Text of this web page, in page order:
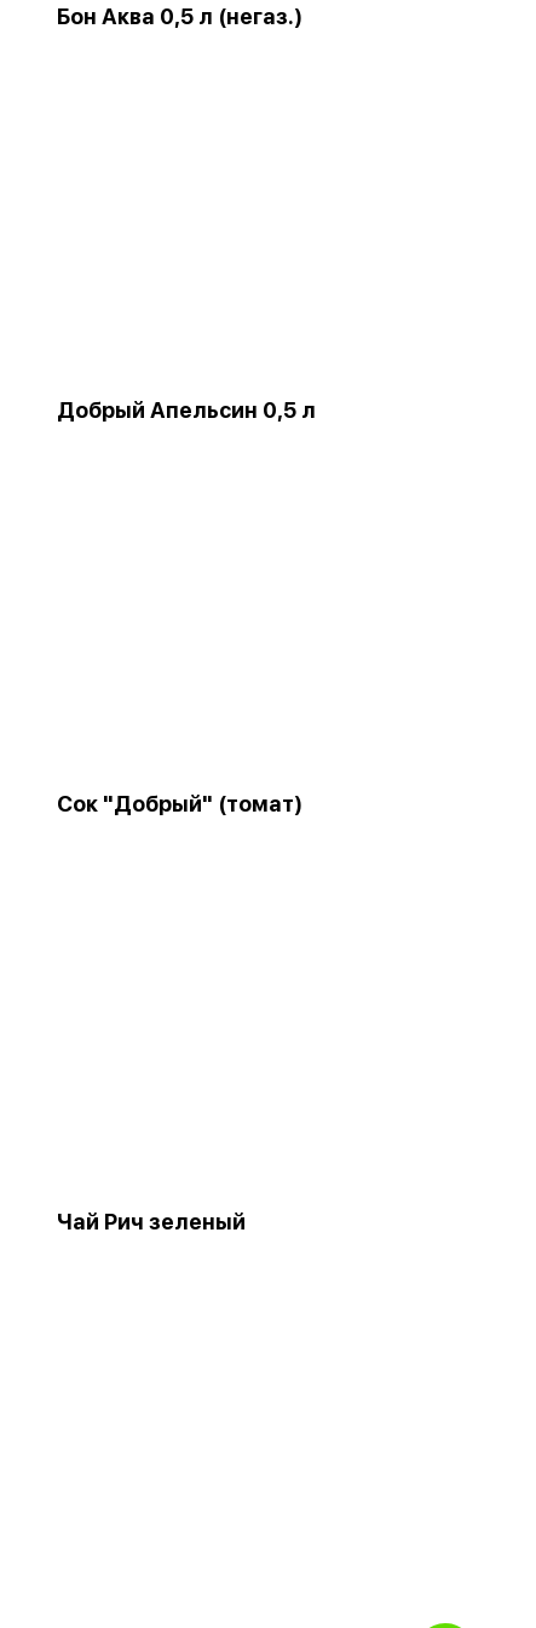
Бон Аква 0,5 л (негаз.)
Добрый Апельсин 0,5 л
Сок "Добрый" (томат)
Чай Рич зеленый